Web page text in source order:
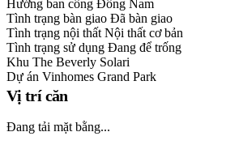
Hướng ban công Đông Nam
Tình trạng bàn giao Đã bàn giao
Tình trạng nội thất Nội thất cơ bản
Tình trạng sử dụng Đang để trống
Khu The Beverly Solari
Dự án Vinhomes Grand Park
Vị trí căn
Đang tải mặt bằng...